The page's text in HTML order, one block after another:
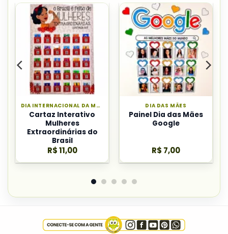
DIA INTERNACIONAL DA MULHER
Cartaz Interativo
Mulheres
Extraordinárias do
Brasil
R$11,00
DIA DAS MÃES
Painel Dia das Mães
Google
R$ 7,00